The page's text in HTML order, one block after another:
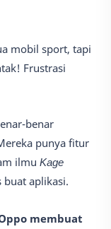
mobil sport, tapi
Frustrasi
benar
punya fitur
ilmu Kage
aplikasi.
membuat